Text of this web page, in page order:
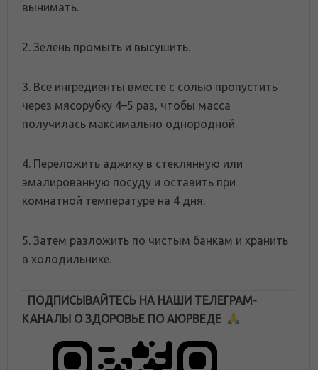
вынимать.
2. Зелень промыть и высушить.
3. Все ингредиенты вместе с солью пропустить
через мясорубку 4–5 раз, чтобы масса
получилась максимально однородной.
4. Переложить аджику в стеклянную или
эмалированную посуду и оставить при
комнатной температуре на 4 дня.
5. Затем разложить по чистым банкам и хранить
в холодильнике.
ПОДПИСЫВАЙТЕСЬ НА НАШИ ТЕЛЕГРАМ-
КАНАЛЫ О ЗДОРОВЬЕ ПО АЮРВЕДЕ